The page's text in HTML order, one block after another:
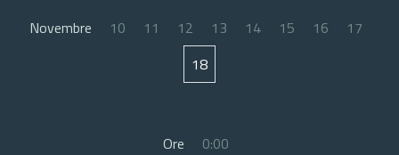
Novembre 10 11 12 13 14 15 16
17
18
Ore 0:00